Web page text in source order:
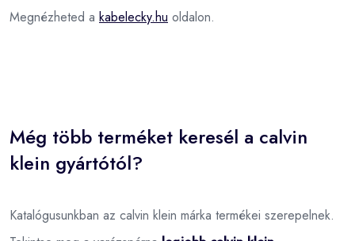
Megnézheted a kabelecky.hu oldalon.
Még több terméket keresél a calvin
klein gyártótól?
Katalógusunkban az calvin klein márka termékei szerepelnek.